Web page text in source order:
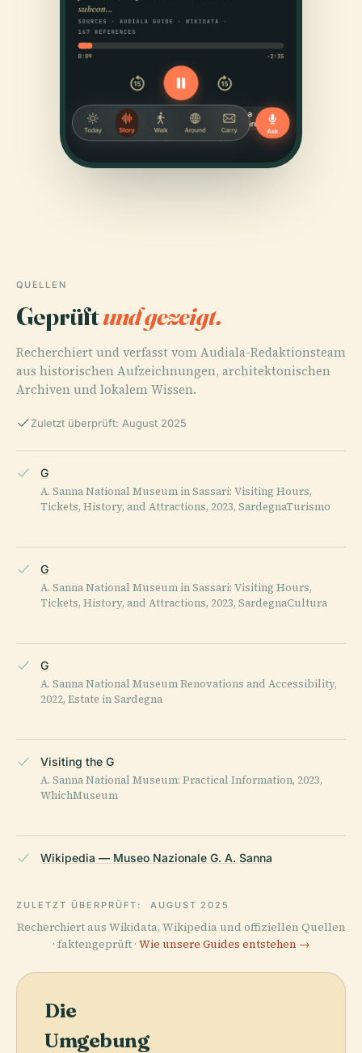
QUELLEN
Geprüftund gezeigt.
Recherchiert und verfasst vom Audiala-Redaktionsteam
aus historischen Aufzeichnungen, architektonischen
Archiven und lokalem Wissen.
Zuletzt überprüft: August 2025
G
A. Sanna National Museum in Sassari: Visiting Hours,
Tickets, History, and Attractions, 2023, SardegnaTurismo
G
A. Sanna National Museum in Sassari: Visiting Hours,
Tickets, History, and Attractions, 2023, SardegnaCultura
G
A. Sanna National Museum Renovations and Accessibility,
2022, Estate in Sardegna
Visiting the G
A. Sanna National Museum: Practical Information, 2023,
WhichMuseum
Wikipedia — Museo Nazionale G. A. Sanna
ZULETZT ÜBERPRÜFT: AUGUST 2025
Recherchiert aus Wikidata, Wikipedia und offiziellen Quellen
· faktengeprüft · Wie unsere Guides entstehen →
Die
Umgebung